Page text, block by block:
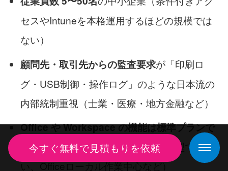
セキュリティ比較
取扱い商品一覧
今すぐ無料で見積もりを依頼
セスやIntuneを本格運用するほどの規模では
ない）
顧問先・取引先からの監査要求が「印刷ロ
グ・USB制御・操作ログ」のような日本流の
内部統制重視（士業・医療・地方金融など）
Office や Workspace の機能は標準プランで
十分な業務スタイル（クラウド完結型でな
い、Officeローカル作業中心など）